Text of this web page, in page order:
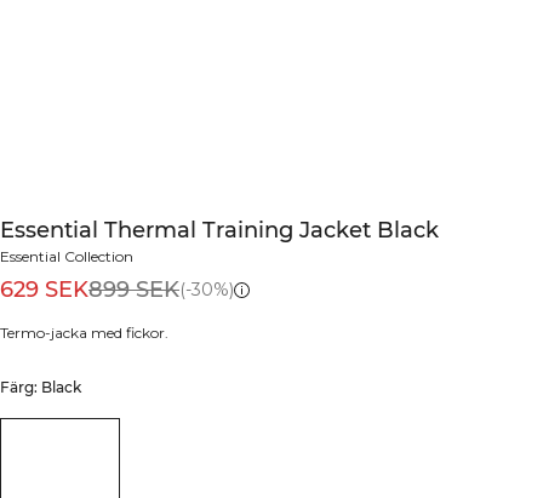
Essential Thermal Training Jacket Black
Essential Collection
629 SEK899 SEK(-30%)
Termo-jacka med fickor.
Färg: Black